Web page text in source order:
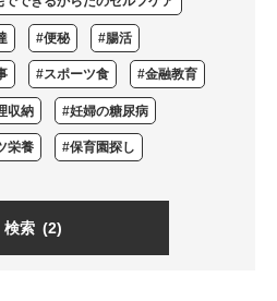
#便秘 #腸活
#スポーツ食 #金融教育
収納 #妊婦の糖尿病
栄養 #保育園探し
検索 (2)